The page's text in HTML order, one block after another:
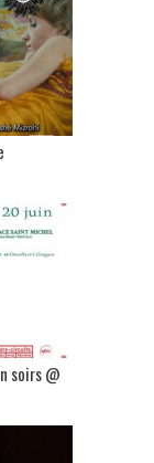
soirs @